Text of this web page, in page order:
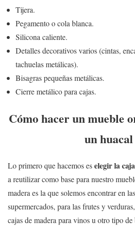
Tijera.
Pegamento o cola blanca.
Silicona caliente.
Detalles decorativos varios (cintas,
tachuelas metálicas).
Bisagras pequeñas metálicas.
Cierre metálico para cajas.
Cómo hacer un mueble
un huacal
Lo primero que hacemos eselegir la
a reutilizar como base para nuestro
madera es la que solemos encontrar en
supermercados, para las frutes y
cajas de madera para vinos u otro tipo de